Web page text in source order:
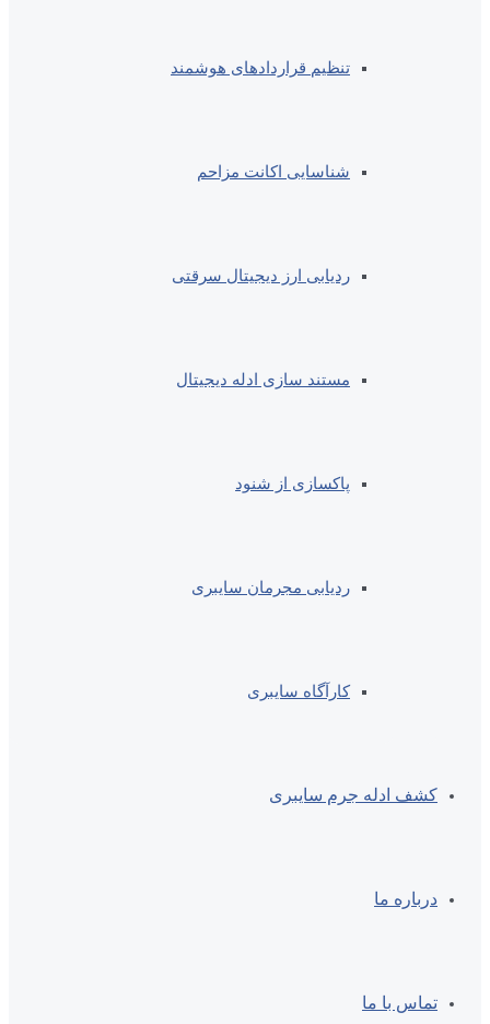
تنظیم قراردادهای هوشمند
شناسایی اکانت مزاحم
ردیابی ارز دیجیتال سرقتی
مستند سازی ادله دیجیتال
پاکسازی از شنود
ردیابی مجرمان سایبری
کارآگاه سایبری
کشف ادله جرم سایبری
درباره ما
تماس با ما